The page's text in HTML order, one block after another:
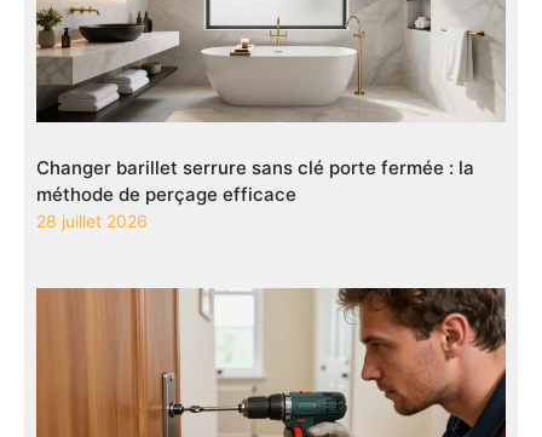
Changer barillet serrure sans clé porte fermée : la
méthode de perçage efficace
28 juillet 2026